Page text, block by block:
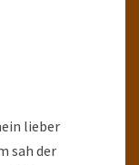
lieber
sah der